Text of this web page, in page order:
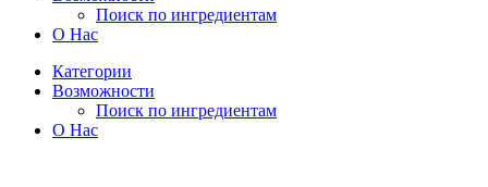
Поиск по ингредиентам
О Нас
Категории
Возможности
Поиск по ингредиентам
О Нас